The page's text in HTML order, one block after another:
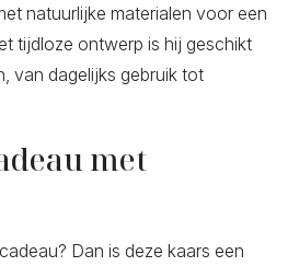
natuurlijke materialen voor een
tijdloze ontwerp is hij geschikt
van dagelijks gebruik tot
met
Dan is deze kaars een